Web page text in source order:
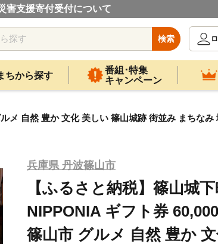
害支援寄付受付について
検索
ちから探す
番組･特集
キャンペーン
メ 自然 豊か 文化 美しい 篠山城跡 街並み まちなみ
兵庫県 丹波篠山市
【ふるさと納税】篠山城
NIPPONIA ギフト券
篠山市 グルメ 自然 豊か